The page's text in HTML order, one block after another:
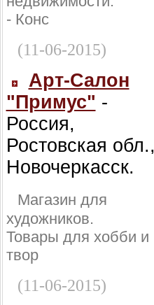
- Конс
(11-06-2015)
Арт-Салон
"Примус" -
Россия,
Ростовская обл.,
Новочеркасск.
Магазин для
художников.
Товары для хобби и
твор
(11-06-2015)